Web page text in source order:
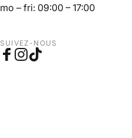
mo – fri: 09:00 – 17:00
SUIVEZ-NOUS